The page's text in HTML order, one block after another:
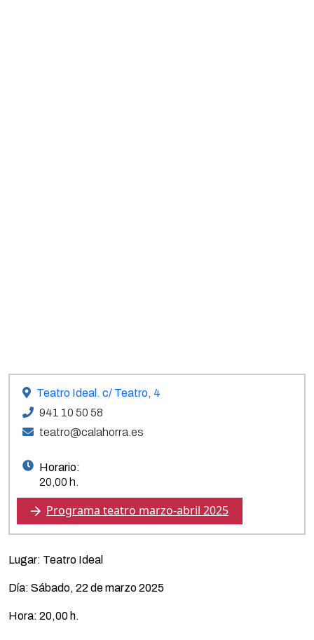
Teatro Ideal. c/ Teatro, 4
941 10 50 58
teatro@calahorra.es
Horario:
20,00 h.
Programa teatro marzo-abril 2025
Lugar: Teatro Ideal
Día: Sábado, 22 de marzo 2025
Hora: 20,00 h.